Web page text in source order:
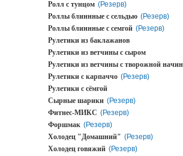
Ролл с тунцом (Резерв)
Роллы блиннные с сельдью (Резерв)
Роллы блиннные с семгой (Резерв)
Рулетики из баклажанов
Рулетики из ветчины с сыром
Рулетики из ветчины с творожной
Рулетики с карпаччо (Резерв)
Рулетики с сёмгой
Сырные шарики (Резерв)
Фитнес-МИКС (Резерв)
Форшмак (Резерв)
Холодец "Домашний" (Резерв)
Холодец говяжий (Резерв)